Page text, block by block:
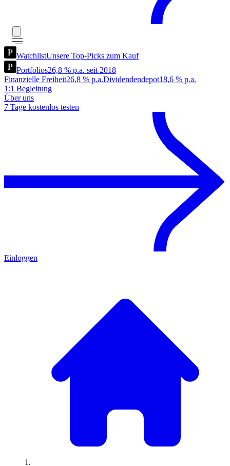
WatchlistUnsere Top-Picks zum Kauf
Portfolios26,8 % p.a. seit 2018
Finanzielle Freiheit26,8 % p.a.Dividendendepot18,6 % p.a.
1:1 Begleitung
Über uns
7 Tage kostenlos testen
Einloggen